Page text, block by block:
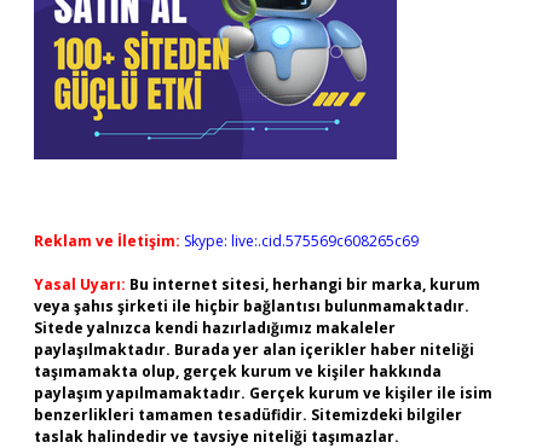
Reklam ve İletişim: Skype: live:.cid.575569c608265c69
Yasal Uyarı: Bu internet sitesi, herhangi bir marka, kurum
veya şahıs şirketi ile hiçbir bağlantısı bulunmamaktadır.
Sitede yalnızca kendi hazırladığımız makaleler
paylaşılmaktadır. Burada yer alan içerikler haber niteliği
taşımamakta olup, gerçek kurum ve kişiler hakkında
paylaşım yapılmamaktadır. Gerçek kurum ve kişiler ile isim
benzerlikleri tamamen tesadüfidir. Sitemizdeki bilgiler
taslak halindedir ve tavsiye niteliği taşımazlar.